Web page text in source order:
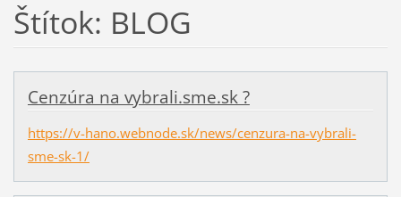
Štítok: BLOG
Cenzúra na vybrali.sme.sk ?
https://v-hano.webnode.sk/news/cenzura-na-vybrali-
sme-sk-1/